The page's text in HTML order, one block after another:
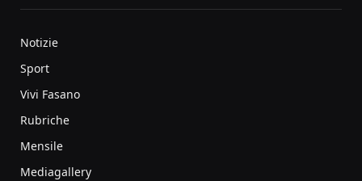
Notizie
Sport
Vivi Fasano
Rubriche
Mensile
Mediagallery